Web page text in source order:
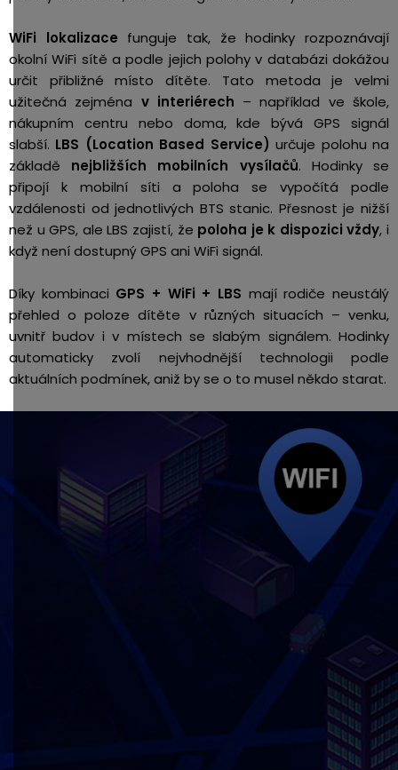
WiFi lokalizace funguje tak, že hodinky rozpoznávají
okolní WiFi sítě a podle jejich polohy v databázi dokážou
určit přibližné místo dítěte. Tato metoda je velmi
užitečná zejména v interiérech – například ve škole,
nákupním centru nebo doma, kde bývá GPS signál
slabší. LBS (Location Based Service) určuje polohu na
základě nejbližších mobilních vysílačů. Hodinky se
připojí k mobilní síti a poloha se vypočítá podle
vzdálenosti od jednotlivých BTS stanic. Přesnost je nižší
než u GPS, ale LBS zajistí, že poloha je k dispozici vždy, i
když není dostupný GPS ani WiFi signál.
Díky kombinaci GPS + WiFi + LBS mají rodiče neustálý
přehled o poloze dítěte v různých situacích – venku,
uvnitř budov i v místech se slabým signálem. Hodinky
automaticky zvolí nejvhodnější technologii podle
aktuálních podmínek, aniž by se o to musel někdo starat.